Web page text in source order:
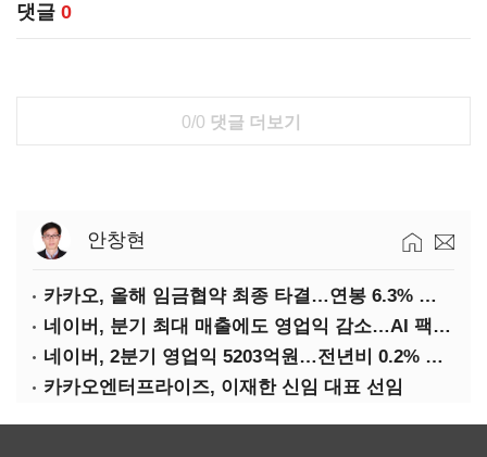
댓글 0
0/0 댓글 더보기
안창현
카카오, 올해 임금협약 최종 타결…연봉 6.3% 인상·격려금 300만원
네이버, 분기 최대 매출에도 영업익 감소…AI 팩토리 속도
네이버, 2분기 영업익 5203억원…전년비 0.2% 감소
카카오엔터프라이즈, 이재한 신임 대표 선임